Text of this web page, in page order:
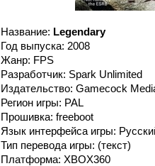
Название: Legendary
Год выпуска: 2008
Жанр: FPS
Разработчик: Spark Unlimited
Издательство: Gamecock
Регион игры: PAL
Прошивка: freeboot
Язык интерфейса игры:
Тип перевода игры: (текст)
Платформа: XBOX360